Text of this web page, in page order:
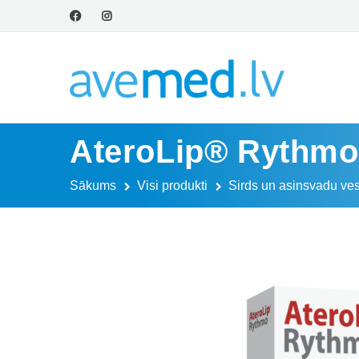
AteroLip®
Sākums Visi produkti Sirds un asinsvadu